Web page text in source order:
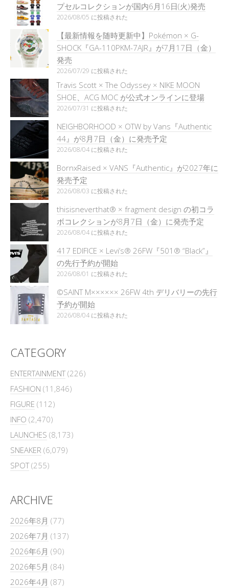
プセルコレクションが国内6月16日(火)発売
2026/08/05 に投稿された
【最新情報を随時更新中】Pokémon × G-
SHOCK『GA-110PKM-7AJR』が7月17日（金）
発売
2026/07/29 に投稿された
Travis Scott × The Odyssey × NIKE MOON
SHOE、ACG MOC が公式オンラインに登場
2026/07/31 に投稿された
NEIGHBORHOOD × OTW by Vans『Authentic
44』が8月7日（金）に発売予定
2026/08/04 に投稿された
BornxRaised × VANS『Authentic』が2027年に
発売予定
2026/08/03 に投稿された
thisisneverthat® × fragment design の初コラ
ボコレクションが8月7日（金）に発売予定
2026/08/04 に投稿された
417 EDIFICE × Levi’s® 26FW『501®︎ “Black”』
の先行予約が開始
2026/08/01 に投稿された
©SAINT M×××××× 26FW 4th デリバリーの先行
予約が開始
2026/08/04 に投稿された
CATEGORY
ENTERTAINMENT(226)
FASHION (11,846)
FIGURE (112)
INFO (2,470)
LAUNCHES (8,173)
SNEAKER (6,079)
SPOT(255)
ARCHIVE
2026年8月 (77)
2026年7月 (137)
2026年6月 (90)
2026年5月 (84)
2026年4月 (87)